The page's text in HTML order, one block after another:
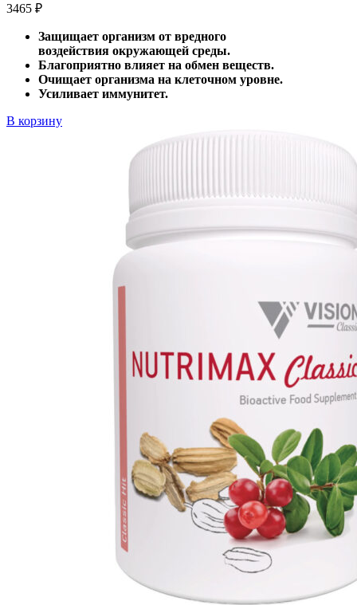
3465 ₽
Защищает организм от вредного
воздействия окружающей среды.
Благоприятно влияет на обмен веществ.
Очищает организма на клеточном уровне.
Усиливает иммунитет.
В корзину